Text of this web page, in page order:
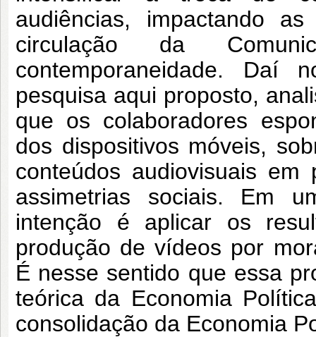
audiências, impactando
circulação da
contemporaneidade. Daí
pesquisa aqui proposto,
que os colaboradores
dos dispositivos móveis,
conteúdos audiovisuais
assimetrias sociais. Em
intenção é aplicar os
produção de vídeos por
É nesse sentido que essa
teórica da Economia
consolidação da Economia